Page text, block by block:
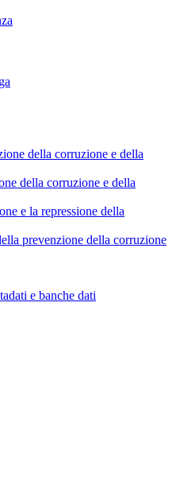
della corruzione e della
della corruzione e della
e la repressione della
prevenzione della corruzione
e banche dati